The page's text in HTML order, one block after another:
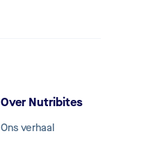
Over Nutribites
Ons verhaal